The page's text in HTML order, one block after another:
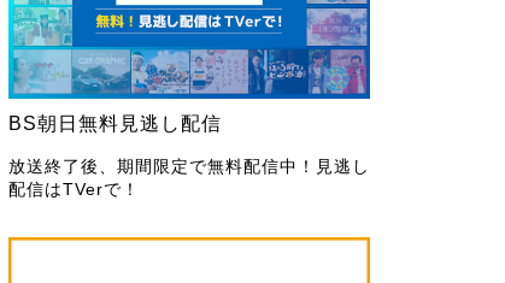
BS朝日無料見逃し配信
放送終了後、期間限定で無料配信中！見逃し
配信はTVerで！